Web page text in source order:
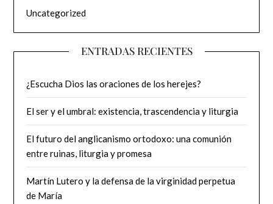
Uncategorized
ENTRADAS RECIENTES
¿Escucha Dios las oraciones de los herejes?
El ser y el umbral: existencia, trascendencia y liturgia
El futuro del anglicanismo ortodoxo: una comunión
entre ruinas, liturgia y promesa
Martín Lutero y la defensa de la virginidad perpetua
de María